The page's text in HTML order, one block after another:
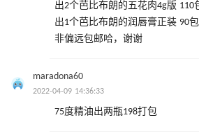
出2个芭比布朗的五花肉4g版 110
出1个芭比布朗的润唇膏正装 90
非偏远包邮哈，谢谢
maradona60
2022-04-09 14:36:33
75度精油出两瓶198打包